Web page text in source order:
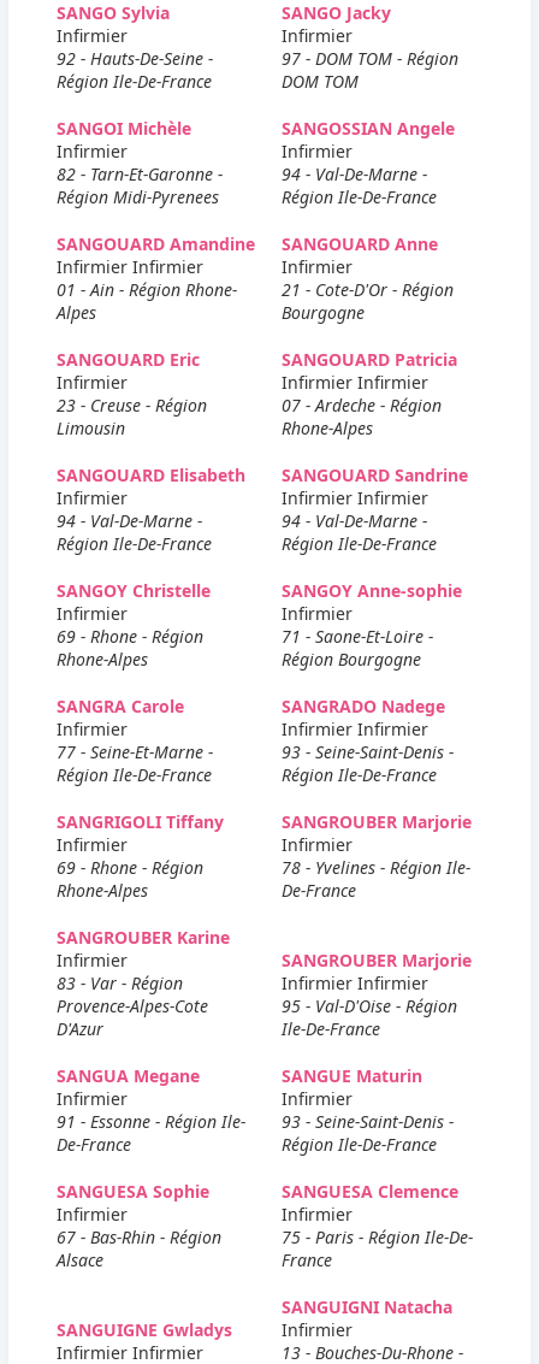
SANGO Sylvia
Infirmier
92 - Hauts-De-Seine -
Région Ile-De-France
SANGO Jacky
Infirmier
97 - DOM TOM - Région
DOM TOM
SANGOI Michèle
Infirmier
82 - Tarn-Et-Garonne -
Région Midi-Pyrenees
SANGOSSIAN Angele
Infirmier
94 - Val-De-Marne -
Région Ile-De-France
SANGOUARD Amandine
Infirmier Infirmier
01 - Ain - Région Rhone-
Alpes
SANGOUARD Anne
Infirmier
21 - Cote-D'Or - Région
Bourgogne
SANGOUARD Eric
Infirmier
23 - Creuse - Région
Limousin
SANGOUARD Patricia
Infirmier Infirmier
07 - Ardeche - Région
Rhone-Alpes
SANGOUARD Elisabeth
Infirmier
94 - Val-De-Marne -
Région Ile-De-France
SANGOUARD Sandrine
Infirmier Infirmier
94 - Val-De-Marne -
Région Ile-De-France
SANGOY Christelle
Infirmier
69 - Rhone - Région
Rhone-Alpes
SANGOY Anne-sophie
Infirmier
71 - Saone-Et-Loire -
Région Bourgogne
SANGRA Carole
Infirmier
77 - Seine-Et-Marne -
Région Ile-De-France
SANGRADO Nadege
Infirmier Infirmier
93 - Seine-Saint-Denis -
Région Ile-De-France
SANGRIGOLI Tiffany
Infirmier
69 - Rhone - Région
Rhone-Alpes
SANGROUBER Marjorie
Infirmier
78 - Yvelines - Région Ile-
De-France
SANGROUBER Karine
Infirmier
83 - Var - Région
Provence-Alpes-Cote
D'Azur
SANGROUBER Marjorie
Infirmier Infirmier
95 - Val-D'Oise - Région
Ile-De-France
SANGUA Megane
Infirmier
91 - Essonne - Région Ile-
De-France
SANGUE Maturin
Infirmier
93 - Seine-Saint-Denis -
Région Ile-De-France
SANGUESA Sophie
Infirmier
67 - Bas-Rhin - Région
Alsace
SANGUESA Clemence
Infirmier
75 - Paris - Région Ile-De-
France
SANGUIGNE Gwladys
Infirmier Infirmier
SANGUIGNI Natacha
Infirmier
13 - Bouches-Du-Rhone -